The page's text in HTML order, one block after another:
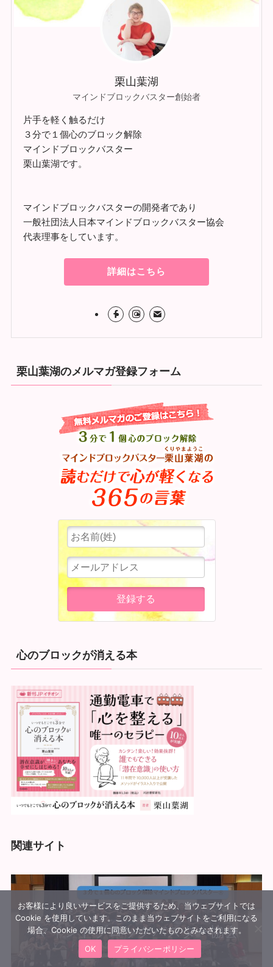
栗山葉湖
マインドブロックバスター創始者
片手を軽く触るだけ
３分で１個心のブロック解除
マインドブロックバスター
栗山葉湖です。
マインドブロックバスターの開発者であり
一般社団法人日本マインドブロックバスター協会
代表理事をしています。
詳細はこちら
栗山葉湖のメルマガ登録フォーム
心のブロックが消える本
関連サイト
マインドブロックバスター協会
お客様により良いサービスをご提供するため、当ウェブサイトでは
Cookie を使用しています。このまま当ウェブサイトをご利用になる
場合、Cookie の使用に同意いただいたものとみなされます。
OK
プライバシーポリシー